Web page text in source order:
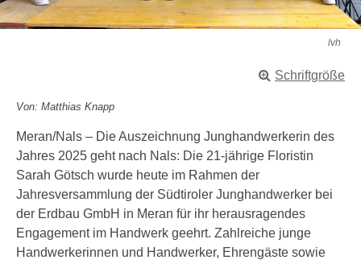
lvh
Schriftgröße
Von: Matthias Knapp
Meran/Nals – Die Auszeichnung Junghandwerkerin des
Jahres 2025 geht nach Nals: Die 21-jährige Floristin
Sarah Götsch wurde heute im Rahmen der
Jahresversammlung der Südtiroler Junghandwerker bei
der Erdbau GmbH in Meran für ihr herausragendes
Engagement im Handwerk geehrt. Zahlreiche junge
Handwerkerinnen und Handwerker, Ehrengäste sowie